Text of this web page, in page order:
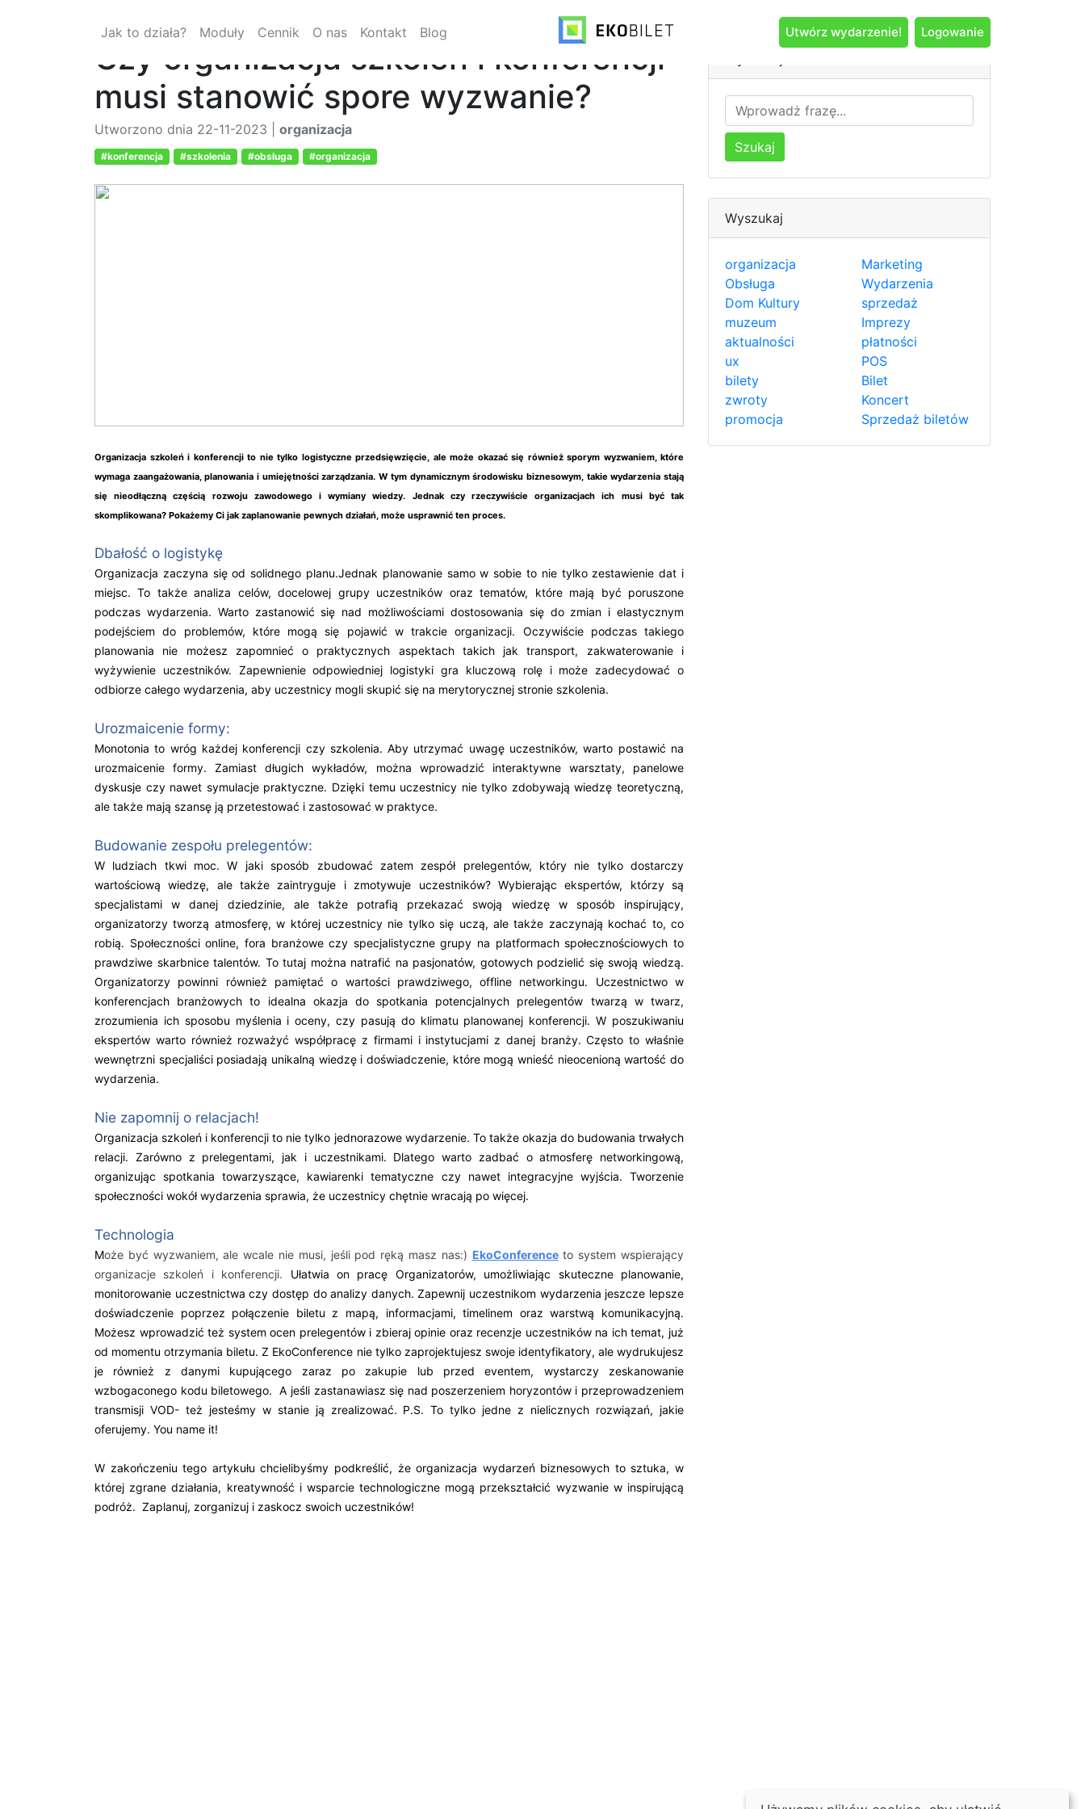
Jak to działa? Moduły Cennik O nas Kontakt Blog Utwórz wydarzenie! Logowanie
Czy organizacja szkoleń i konferencji
musi stanowić spore wyzwanie?
Utworzono dnia 22-11-2023 | organizacja
#konferencja #szkolenia #obsługa #organizacja
Organizacja szkoleń i konferencji to nie tylko logistyczne przedsięwzięcie, ale może okazać się również sporym wyzwaniem, które
wymaga zaangażowania, planowania i umiejętności zarządzania. W tym dynamicznym środowisku biznesowym, takie wydarzenia stają
się nieodłączną częścią rozwoju zawodowego i wymiany wiedzy. Jednak czy rzeczywiście organizacjach ich musi być tak
skomplikowana? Pokażemy Ci jak zaplanowanie pewnych działań, może usprawnić ten proces.
Dbałość o logistykę
Organizacja zaczyna się od solidnego planu.Jednak planowanie samo w sobie to nie tylko zestawienie dat i
miejsc. To także analiza celów, docelowej grupy uczestników oraz tematów, które mają być poruszone
podczas wydarzenia. Warto zastanowić się nad możliwościami dostosowania się do zmian i elastycznym
podejściem do problemów, które mogą się pojawić w trakcie organizacji. Oczywiście podczas takiego
planowania nie możesz zapomnieć o praktycznych aspektach takich jak transport, zakwaterowanie i
wyżywienie uczestników. Zapewnienie odpowiedniej logistyki gra kluczową rolę i może zadecydować o
odbiorze całego wydarzenia, aby uczestnicy mogli skupić się na merytorycznej stronie szkolenia.
Urozmaicenie formy:
Monotonia to wróg każdej konferencji czy szkolenia. Aby utrzymać uwagę uczestników, warto postawić na
urozmaicenie formy. Zamiast długich wykładów, można wprowadzić interaktywne warsztaty, panelowe
dyskusje czy nawet symulacje praktyczne. Dzięki temu uczestnicy nie tylko zdobywają wiedzę teoretyczną,
ale także mają szansę ją przetestować i zastosować w praktyce.
Budowanie zespołu prelegentów:
W ludziach tkwi moc. W jaki sposób zbudować zatem zespół prelegentów, który nie tylko dostarczy
wartościową wiedzę, ale także zaintryguje i zmotywuje uczestników? Wybierając ekspertów, którzy są
specjalistami w danej dziedzinie, ale także potrafią przekazać swoją wiedzę w sposób inspirujący,
organizatorzy tworzą atmosferę, w której uczestnicy nie tylko się uczą, ale także zaczynają kochać to, co
robią. Społeczności online, fora branżowe czy specjalistyczne grupy na platformach społecznościowych to
prawdziwe skarbnice talentów. To tutaj można natrafić na pasjonatów, gotowych podzielić się swoją wiedzą.
Organizatorzy powinni również pamiętać o wartości prawdziwego, offline networkingu. Uczestnictwo w
konferencjach branżowych to idealna okazja do spotkania potencjalnych prelegentów twarzą w twarz,
zrozumienia ich sposobu myślenia i oceny, czy pasują do klimatu planowanej konferencji. W poszukiwaniu
ekspertów warto również rozważyć współpracę z firmami i instytucjami z danej branży. Często to właśnie
wewnętrzni specjaliści posiadają unikalną wiedzę i doświadczenie, które mogą wnieść nieocenioną wartość do
wydarzenia.
Nie zapomnij o relacjach!
Organizacja szkoleń i konferencji to nie tylko jednorazowe wydarzenie. To także okazja do budowania trwałych
relacji. Zarówno z prelegentami, jak i uczestnikami. Dlatego warto zadbać o atmosferę networkingową,
organizując spotkania towarzyszące, kawiarenki tematyczne czy nawet integracyjne wyjścia. Tworzenie
społeczności wokół wydarzenia sprawia, że uczestnicy chętnie wracają po więcej.
Technologia
Może być wyzwaniem, ale wcale nie musi, jeśli pod ręką masz nas:) EkoConference to system wspierający
organizacje szkoleń i konferencji. Ułatwia on pracę Organizatorów, umożliwiając skuteczne planowanie,
monitorowanie uczestnictwa czy dostęp do analizy danych. Zapewnij uczestnikom wydarzenia jeszcze lepsze
doświadczenie poprzez połączenie biletu z mapą, informacjami, timelinem oraz warstwą komunikacyjną.
Możesz wprowadzić też system ocen prelegentów i zbieraj opinie oraz recenzje uczestników na ich temat, już
od momentu otrzymania biletu. Z EkoConference nie tylko zaprojektujesz swoje identyfikatory, ale wydrukujesz
je również z danymi kupującego zaraz po zakupie lub przed eventem, wystarczy zeskanowanie
wzbogaconego kodu biletowego. A jeśli zastanawiasz się nad poszerzeniem horyzontów i przeprowadzeniem
transmisji VOD- też jesteśmy w stanie ją zrealizować. P.S. To tylko jedne z nielicznych rozwiązań, jakie
oferujemy. You name it!
W zakończeniu tego artykułu chcielibyśmy podkreślić, że organizacja wydarzeń biznesowych to sztuka, w
której zgrane działania, kreatywność i wsparcie technologiczne mogą przekształcić wyzwanie w inspirującą
podróż. Zaplanuj, zorganizuj i zaskocz swoich uczestników!
Szukaj
Wyszukaj
organizacja
Obsługa
Dom Kultury
Marketing
Wydarzenia
sprzedaż
muzeum
aktualności
ux
Imprezy
płatności
POS
bilety
zwroty
promocja
Bilet
Koncert
Sprzedaż biletów